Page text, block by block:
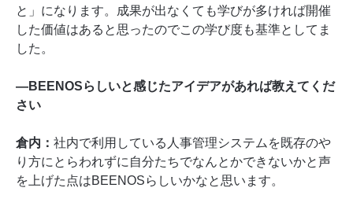
と」になります。成果が出なくても学びが多ければ開催
した価値はあると思ったのでこの学び度も基準としてま
した。
―BEENOSらしいと感じたアイデアがあれば教えてくだ
さい
倉内： 社内で利用している人事管理システムを既存のや
り方にとらわれずに自分たちでなんとかできないかと声
を上げた点はBEENOSらしいかなと思います。